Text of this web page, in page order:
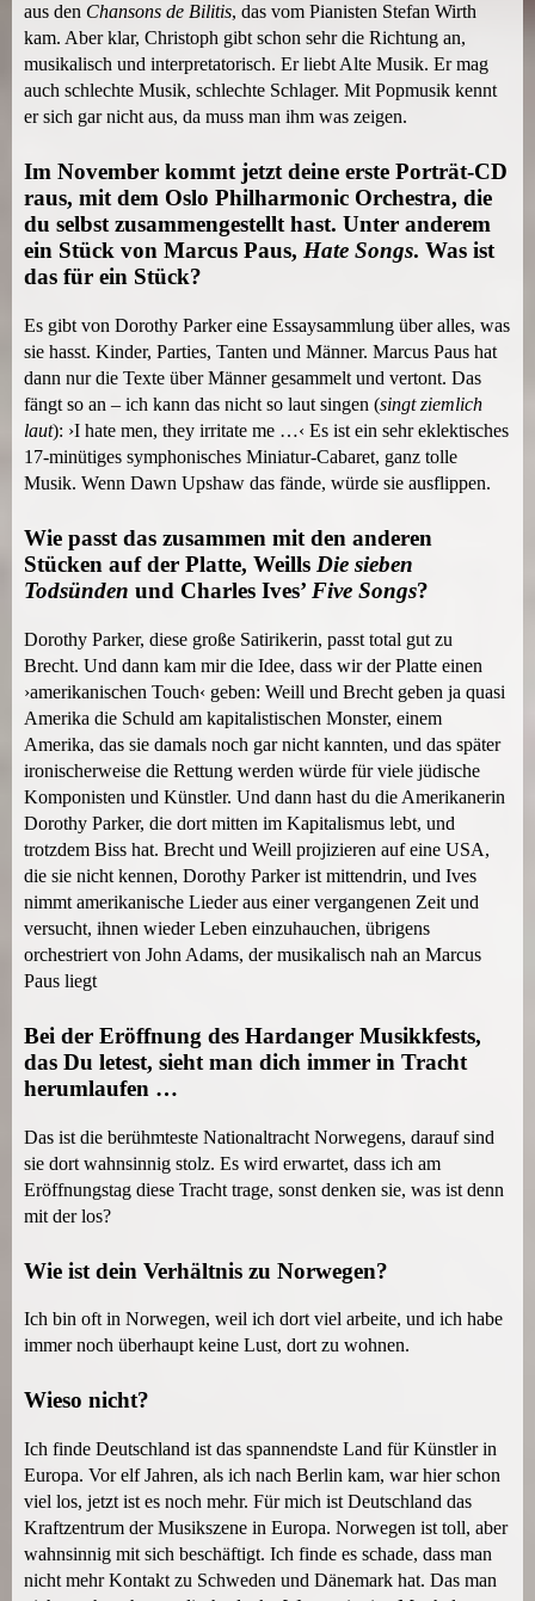
aus den Chansons de Bilitis, das vom Pianisten Stefan Wirth
kam. Aber klar, Christoph gibt schon sehr die Richtung an,
musikalisch und interpretatorisch. Er liebt Alte Musik. Er mag
auch schlechte Musik, schlechte Schlager. Mit Popmusik kennt
er sich gar nicht aus, da muss man ihm was zeigen.
Im November kommt jetzt deine erste Porträt-CD
raus, mit dem Oslo Philharmonic Orchestra, die
du selbst zusammengestellt hast. Unter anderem
ein Stück von Marcus Paus, Hate Songs. Was ist
das für ein Stück?
Es gibt von Dorothy Parker eine Essaysammlung über alles, was
sie hasst. Kinder, Parties, Tanten und Männer. Marcus Paus hat
dann nur die Texte über Männer gesammelt und vertont. Das
fängt so an – ich kann das nicht so laut singen (singt ziemlich
laut): ›I hate men, they irritate me …‹ Es ist ein sehr eklektisches
17-minütiges symphonisches Miniatur-Cabaret, ganz tolle
Musik. Wenn Dawn Upshaw das fände, würde sie ausflippen.
Wie passt das zusammen mit den anderen
Stücken auf der Platte, Weills Die sieben
Todsünden und Charles Ives’ Five Songs?
Dorothy Parker, diese große Satirikerin, passt total gut zu
Brecht. Und dann kam mir die Idee, dass wir der Platte einen
›amerikanischen Touch‹ geben: Weill und Brecht geben ja quasi
Amerika die Schuld am kapitalistischen Monster, einem
Amerika, das sie damals noch gar nicht kannten, und das später
ironischerweise die Rettung werden würde für viele jüdische
Komponisten und Künstler. Und dann hast du die Amerikanerin
Dorothy Parker, die dort mitten im Kapitalismus lebt, und
trotzdem Biss hat. Brecht und Weill projizieren auf eine USA,
die sie nicht kennen, Dorothy Parker ist mittendrin, und Ives
nimmt amerikanische Lieder aus einer vergangenen Zeit und
versucht, ihnen wieder Leben einzuhauchen, übrigens
orchestriert von John Adams, der musikalisch nah an Marcus
Paus liegt
Bei der Eröffnung des Hardanger Musikkfests,
das Du letest, sieht man dich immer in Tracht
herumlaufen …
Das ist die berühmteste Nationaltracht Norwegens, darauf sind
sie dort wahnsinnig stolz. Es wird erwartet, dass ich am
Eröffnungstag diese Tracht trage, sonst denken sie, was ist denn
mit der los?
Wie ist dein Verhältnis zu Norwegen?
Ich bin oft in Norwegen, weil ich dort viel arbeite, und ich habe
immer noch überhaupt keine Lust, dort zu wohnen.
Wieso nicht?
Ich finde Deutschland ist das spannendste Land für Künstler in
Europa. Vor elf Jahren, als ich nach Berlin kam, war hier schon
viel los, jetzt ist es noch mehr. Für mich ist Deutschland das
Kraftzentrum der Musikszene in Europa. Norwegen ist toll, aber
wahnsinnig mit sich beschäftigt. Ich finde es schade, dass man
nicht mehr Kontakt zu Schweden und Dänemark hat. Das man